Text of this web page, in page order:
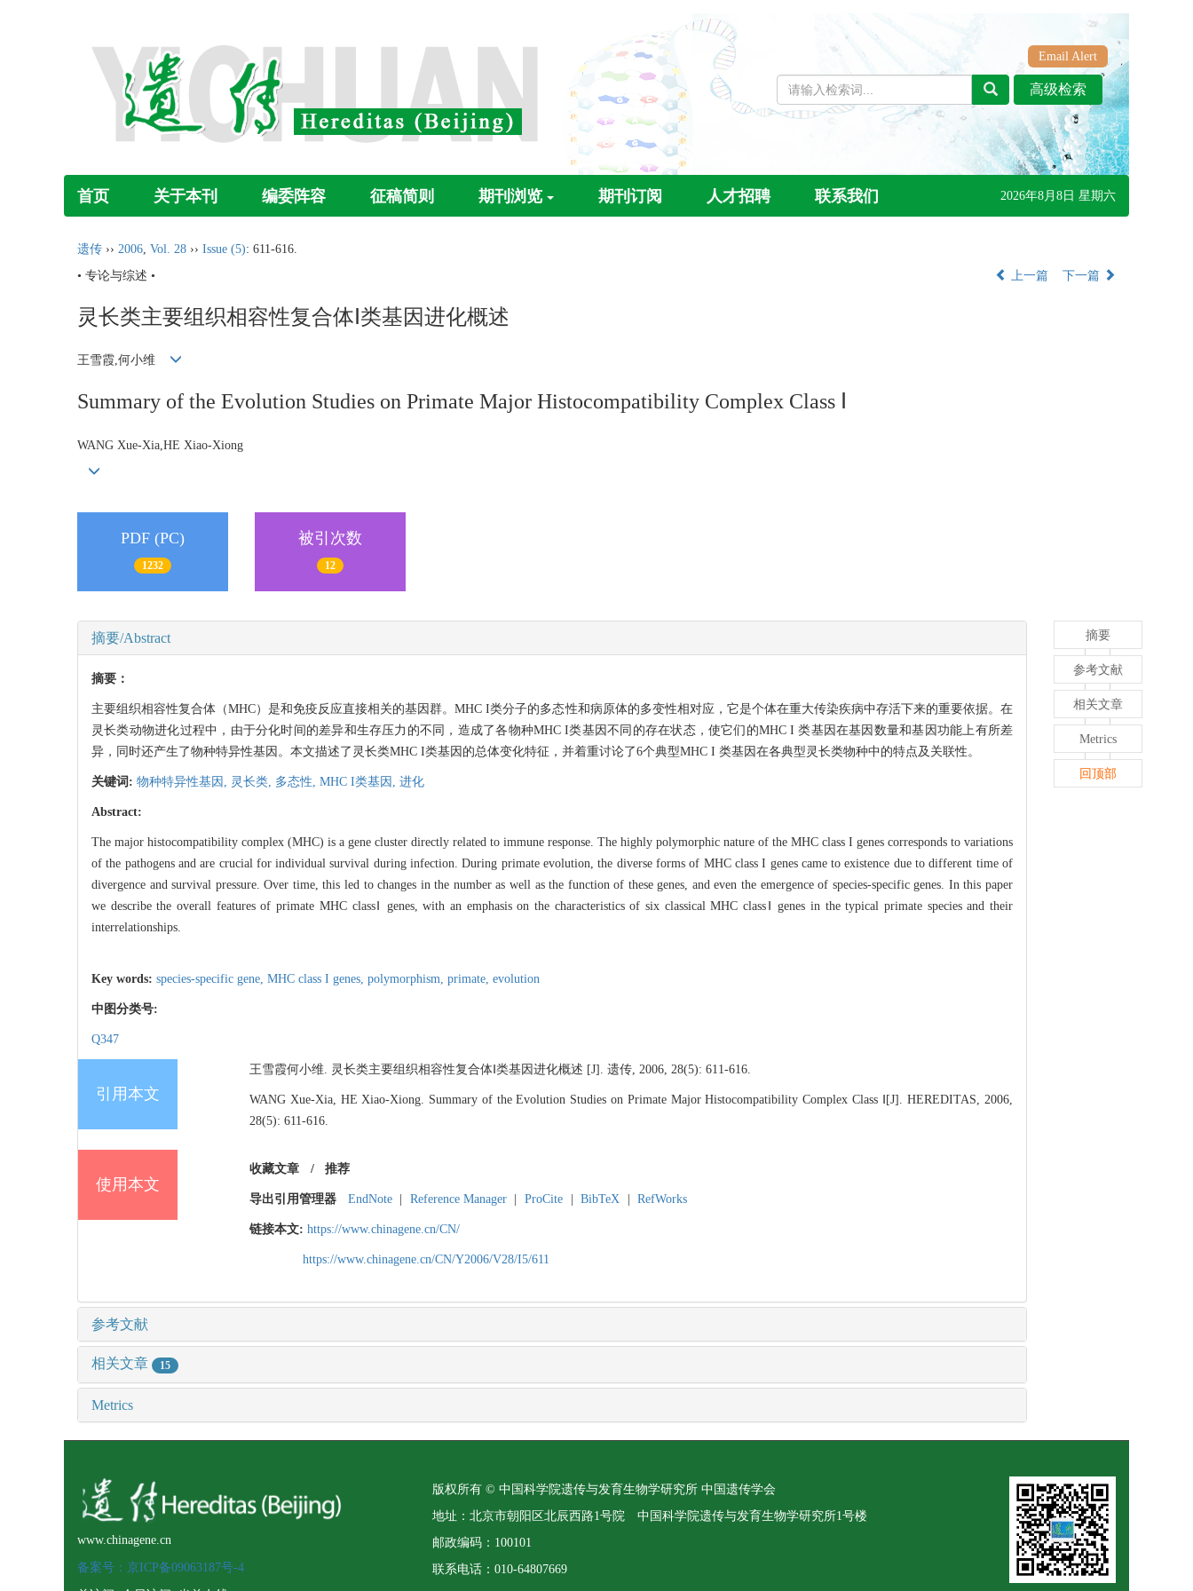
Email Alert
首页 关于本刊 编委阵容 征稿简则 期刊浏览 期刊订阅 人才招聘 联系我们 2026年8月8日 星期六
遗传 ›› 2006, Vol. 28 ›› Issue (5): 611-616.
• 专论与综述 •
上一篇 下一篇
灵长类主要组织相容性复合体Ⅰ类基因进化概述
王雪霞,何小维
Summary of the Evolution Studies on Primate Major Histocompatibility Complex Class Ⅰ
WANG Xue-Xia,HE Xiao-Xiong
PDF (PC)
1232
被引次数
12
摘要/Abstract
摘要：
主要组织相容性复合体（MHC）是和免疫反应直接相关的基因群。MHC I类分子的多态性和病原体的多变性相对应，它是个体在重大传染疾病中存活下来的重要依据。在
灵长类动物进化过程中，由于分化时间的差异和生存压力的不同，造成了各物种MHC I类基因不同的存在状态，使它们的MHC I 类基因在基因数量和基因功能上有所差
异，同时还产生了物种特异性基因。本文描述了灵长类MHC I类基因的总体变化特征，并着重讨论了6个典型MHC I 类基因在各典型灵长类物种中的特点及关联性。
关键词: 物种特异性基因, 灵长类, 多态性, MHC I类基因, 进化
Abstract:
The major histocompatibility complex (MHC) is a gene cluster directly related to immune response. The highly polymorphic nature of the MHC class I genes corresponds to variations
of the pathogens and are crucial for individual survival during infection. During primate evolution, the diverse forms of MHC class I genes came to existence due to different time of
divergence and survival pressure. Over time, this led to changes in the number as well as the function of these genes, and even the emergence of species-specific genes. In this paper
we describe the overall features of primate MHC classⅠ genes, with an emphasis on the characteristics of six classical MHC classⅠ genes in the typical primate species and their
interrelationships.
Key words: species-specific gene, MHC class I genes, polymorphism, primate, evolution
中图分类号:
Q347
引用本文
王雪霞何小维. 灵长类主要组织相容性复合体Ⅰ类基因进化概述 [J]. 遗传, 2006, 28(5): 611-616.
WANG Xue-Xia, HE Xiao-Xiong. Summary of the Evolution Studies on Primate Major Histocompatibility Complex Class Ⅰ[J]. HEREDITAS, 2006,
28(5): 611-616.
使用本文
收藏文章 / 推荐
导出引用管理器 EndNote Reference Manager ProCite BibTeX RefWorks
链接本文: https://www.chinagene.cn/CN/
https://www.chinagene.cn/CN/Y2006/V28/I5/611
参考文献
相关文章 15
Metrics
摘要
参考文献
相关文章
Metrics
回顶部
www.chinagene.cn
备案号：京ICP备09063187号-4
版权所有 © 中国科学院遗传与发育生物学研究所 中国遗传学会
地址：北京市朝阳区北辰西路1号院 中国科学院遗传与发育生物学研究所1号楼
邮政编码：100101
联系电话：010-64807669